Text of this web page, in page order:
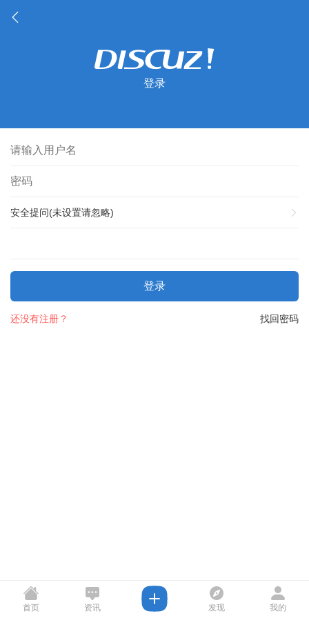
登录
安全提问(未设置请忽略)
登录
找回密码
还没有注册？
首页 资讯 发现 我的